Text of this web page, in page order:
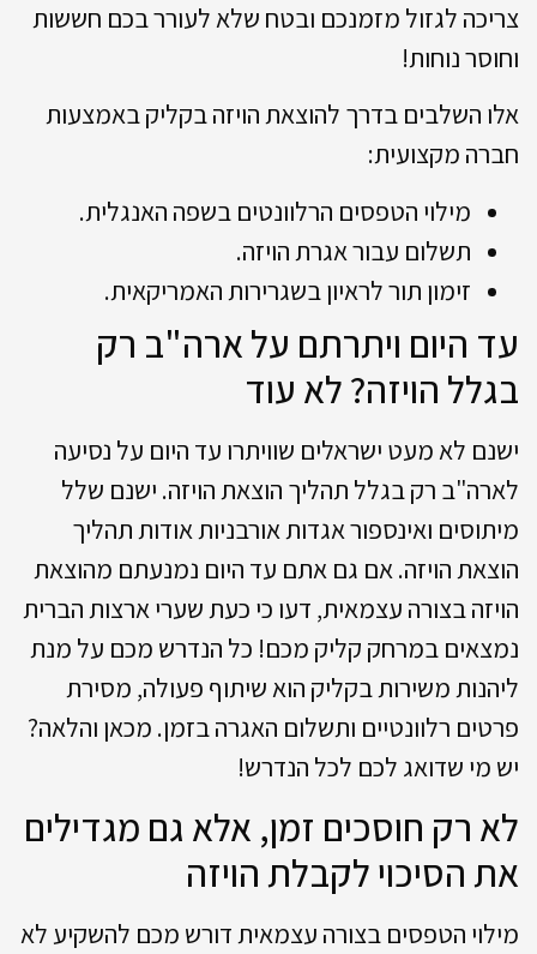
צריכה לגזול מזמנכם ובטח שלא לעורר בכם חששות
וחוסר נוחות!
אלו השלבים בדרך להוצאת הויזה בקליק באמצעות
חברה מקצועית:
מילוי הטפסים הרלוונטים בשפה האנגלית.
תשלום עבור אגרת הויזה.
זימון תור לראיון בשגרירות האמריקאית.
עד היום ויתרתם על ארה"ב רק
בגלל הויזה? לא עוד
ישנם לא מעט ישראלים שוויתרו עד היום על נסיעה
לארה"ב רק בגלל תהליך הוצאת הויזה. ישנם שלל
מיתוסים ואינספור אגדות אורבניות אודות תהליך
הוצאת הויזה. אם גם אתם עד היום נמנעתם מהוצאת
הויזה בצורה עצמאית, דעו כי כעת שערי ארצות הברית
נמצאים במרחק קליק מכם! כל הנדרש מכם על מנת
ליהנות משירות בקליק הוא שיתוף פעולה, מסירת
פרטים רלוונטיים ותשלום האגרה בזמן. מכאן והלאה?
יש מי שדואג לכם לכל הנדרש!
לא רק חוסכים זמן, אלא גם מגדילים
את הסיכוי לקבלת הויזה
מילוי הטפסים בצורה עצמאית דורש מכם להשקיע לא